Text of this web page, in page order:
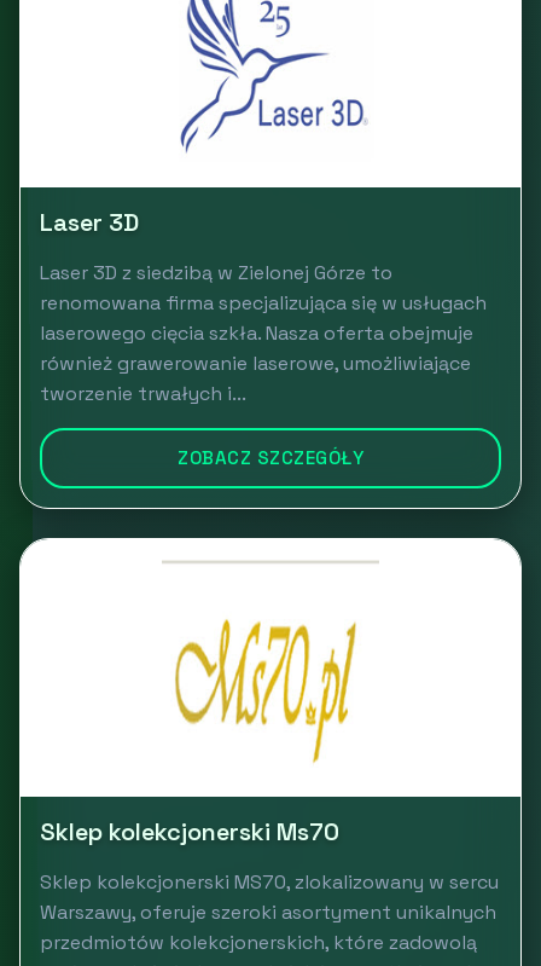
Laser 3D
Laser 3D z siedzibą w Zielonej Górze to
renomowana firma specjalizująca się w usługach
laserowego cięcia szkła. Nasza oferta obejmuje
również grawerowanie laserowe, umożliwiające
tworzenie trwałych i...
ZOBACZ SZCZEGÓŁY
Sklep kolekcjonerski Ms70
Sklep kolekcjonerski MS70, zlokalizowany w sercu
Warszawy, oferuje szeroki asortyment unikalnych
przedmiotów kolekcjonerskich, które zadowolą